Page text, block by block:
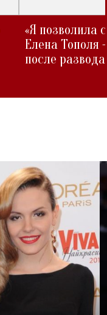
«Я позволила
Елена Тополя
после развода